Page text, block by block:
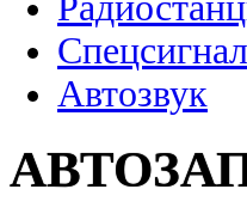
Автозвук